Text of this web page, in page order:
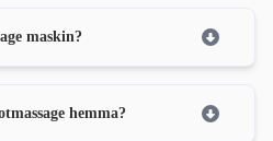
maskin?
hemma?